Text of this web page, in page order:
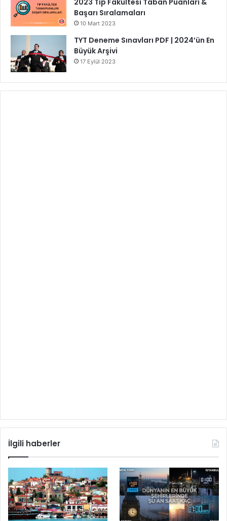
Başarı Sıralamaları
10 Mart 2023
TYT Deneme Sınavları PDF | 2024’ün En
Büyük Arşivi
17 Eylül 2023
İlgili haberler